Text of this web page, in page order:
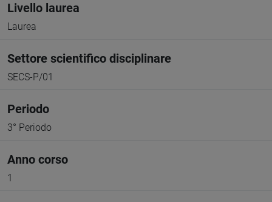
Livello laurea
Laurea
Settore scientifico disciplinare
SECS-P/01
Periodo
3° Periodo
Anno corso
1